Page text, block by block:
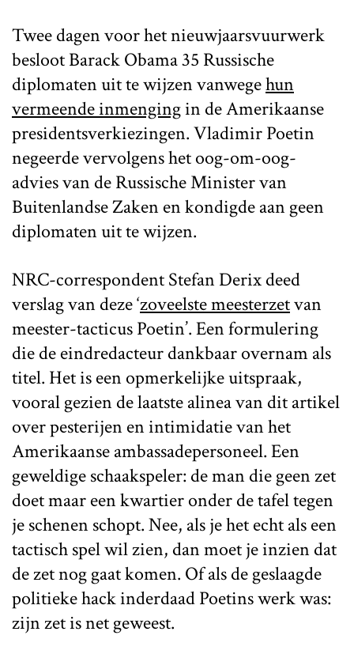
Twee dagen voor het nieuwjaarsvuurwerk
besloot Barack Obama 35 Russische
diplomaten uit te wijzen vanwegehun
vermeende inmengingin de Amerikaanse
presidentsverkiezingen. Vladimir Poetin
negeerde vervolgens het oog-om-oog-
advies van de Russische Minister van
Buitenlandse Zaken en kondigde aan geen
diplomaten uit te wijzen.
NRC-correspondent Stefan Derix deed
verslag van deze ‘zoveelste meesterzetvan
meester-tacticus Poetin’. Een formulering
die de eindredacteur dankbaar overnam als
titel. Het is een opmerkelijke uitspraak,
vooral gezien de laatste alinea van dit artikel
over pesterijen en intimidatie van het
Amerikaanse ambassadepersoneel. Een
geweldige schaakspeler: de man die geen zet
doet maar een kwartier onder de tafel tegen
je schenen schopt. Nee, als je het echt als een
tactisch spel wil zien, dan moet je inzien dat
de zet nog gaat komen. Of als de geslaagde
politieke hack inderdaad Poetins werk was:
zijn zet is net geweest.